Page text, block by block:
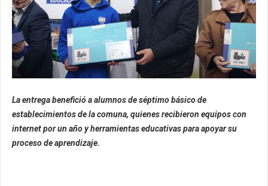
La entrega benefició a alumnos de séptimo básico de
establecimientos de la comuna, quienes recibieron equipos con
internet por un año y herramientas educativas para apoyar su
proceso de aprendizaje.